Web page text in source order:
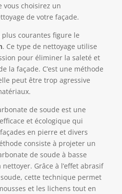
vous choisirez un
de votre façade.
courantes figure le
. Ce type de nettoyage utilise
pour éliminer la saleté et
la façade. C’est une méthode
peut être trop agressive
de soude est une
et écologique qui
en pierre et divers
consiste à projeter un
de soude à basse
Grâce à l’effet abrasif
cette technique permet
et les lichens tout en